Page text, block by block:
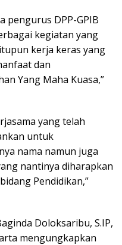
pengurus DPP-GPIB
kegiatan yang
kerja keras yang
dan
Yang Maha Kuasa,”
yang telah
untuk
nama namun juga
nantinya diharapkan
Pendidikan,”
Doloksaribu, S.IP,
mengungkapkan